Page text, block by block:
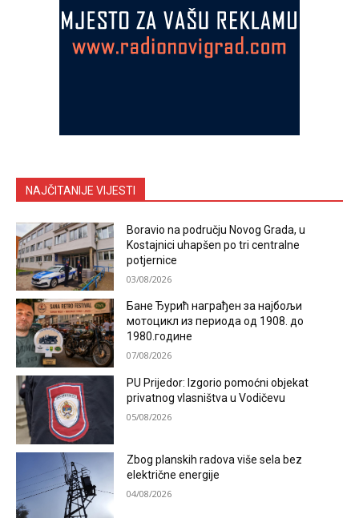
NAJČITANIJE VIJESTI
Boravio na području Novog Grada, u
Kostajnici uhapšen po tri centralne
potjernice
03/08/2026
Бане Ђурић награђен за најбољи
мотоцикл из периода од 1908. до
1980.године
07/08/2026
PU Prijedor: Izgorio pomoćni objekat
privatnog vlasništva u Vodičevu
05/08/2026
Zbog planskih radova više sela bez
električne energije
04/08/2026